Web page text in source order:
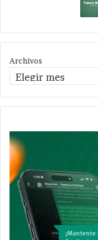
Archivos